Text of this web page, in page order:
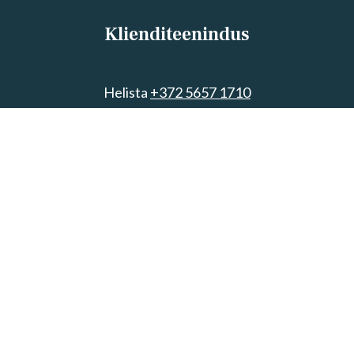
Klienditeenindus
Helista +372 5657 1710